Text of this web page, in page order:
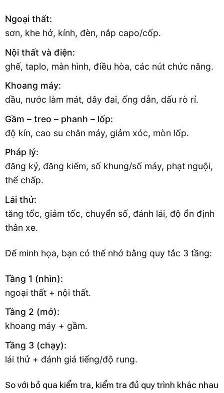
Ngoại thất:
sơn, khe hở, kính, đèn, nắp capo/cốp.
Nội thất và điện:
ghế, taplo, màn hình, điều hòa, các nút chức năng.
Khoang máy:
dầu, nước làm mát, dây đai, ống dẫn, dấu rò rỉ.
Gầm – treo – phanh – lốp:
độ kín, cao su chân máy, giảm xóc, mòn lốp.
Pháp lý:
đăng ký, đăng kiểm, số khung/số máy, phạt nguội,
thế chấp.
Lái thử:
tăng tốc, giảm tốc, chuyển số, đánh lái, độ ổn định
thân xe.
Để minh họa, bạn có thể nhớ bằng quy tắc 3 tầng:
Tầng 1 (nhìn):
ngoại thất + nội thất.
Tầng 2 (mở):
khoang máy + gầm.
Tầng 3 (chạy):
lái thử + đánh giá tiếng/độ rung.
So với bỏ qua kiểm tra, kiểm tra đủ quy trình khác nhau